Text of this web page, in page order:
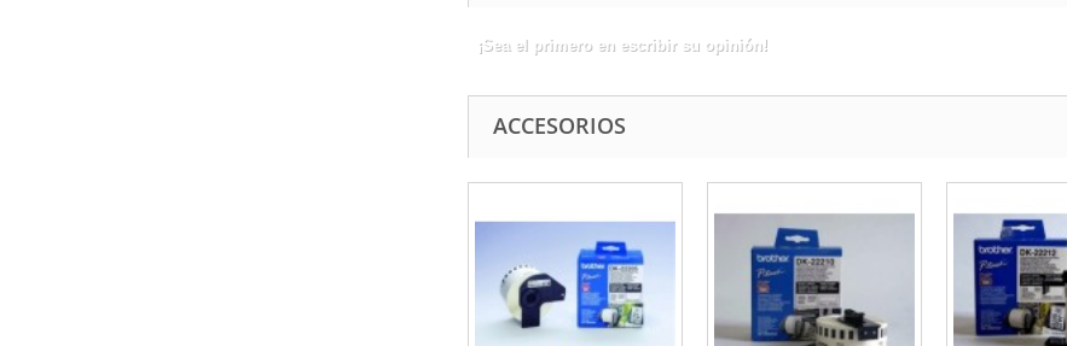
¡Sea el primero en escribir su opinión!
ACCESORIOS